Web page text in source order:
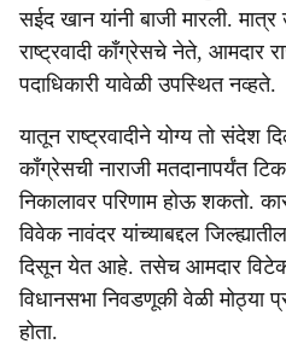
सईद खान यांनी बाजी मारली.
राष्ट्रवादी काँग्रेसचे नेते, आमदार
पदाधिकारी यावेळी उपस्थित नव्हते.
यातून राष्ट्रवादीने योग्य तो संदेश
काँग्रेसची नाराजी मतदानापर्यंत
निकालावर परिणाम होऊ शकतो.
विवेक नावंदर यांच्याबद्दल
दिसून येत आहे. तसेच आमदार
विधानसभा निवडणूकी वेळी मोठ्या
होता.